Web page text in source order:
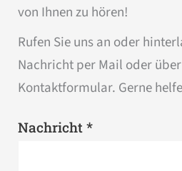
von Ihnen zu hören!
Rufen Sie uns an oder
Nachricht per Mail oder
Kontaktformular. Gerne
Nachricht *